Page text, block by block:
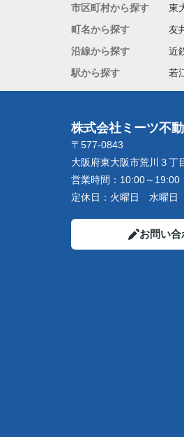
市区町村から探す 東
町名から探す
友
沿線から探す
近
駅から探す
若
株式会社ミーツ不
〒577-0843
大阪府東大阪市荒川３丁
営業時間： 10:00～19:00
定休日： 火曜日 水曜日
お問い合